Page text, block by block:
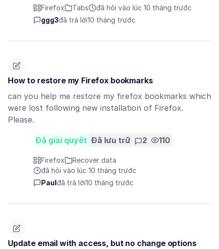
Firefox Tabs
đã hỏi vào lúc 10 tháng trước
ggg3đã trả lời10 tháng trước
How to restore my Firefox bookmarks
can you help me restore my firefox bookmarks which
were lost following new installation of Firefox.
Please.
Đã giải quyết Đã lưu trữ 2 110
Firefox
Recover data
đã hỏi vào lúc 10 tháng trước
Paul đã trả lời10 tháng trước
Update email with access, but no change options